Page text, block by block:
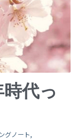
代っ
グノート,